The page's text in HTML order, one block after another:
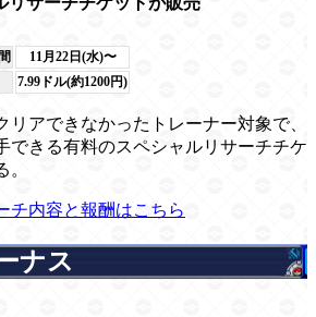
11月22日(水)〜
7.99ドル(約1200円)
リアできなかったトレーナー対象で、
できる有料のスペシャルリサーチチケ
チ内容と報酬はこちら
ナス